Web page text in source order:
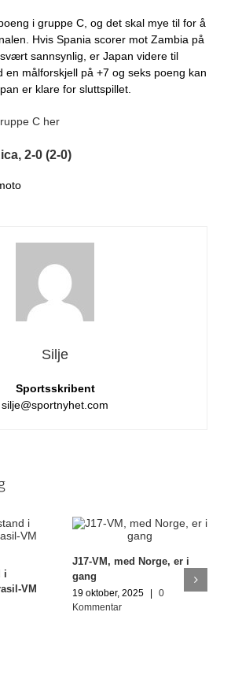
i gruppe C, og det skal mye til for å
Hvis Spania scorer mot Zambia på
sannsynlig, er Japan videre til
en målforskjell på +7 og seks poeng kan
er klare for sluttspillet.
C her
2-0 (2-0)
Silje
Sportsskribent
silje@sportnyhet.com
i
VM
J17-VM, med Norge, er i
gang
19 oktober, 2025
0
Kommentar